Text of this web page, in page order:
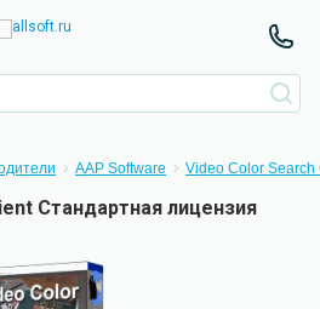
AAP Software Video Color Search
Стандартная лицензия